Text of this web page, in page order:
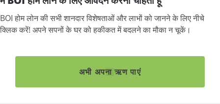
BOI होम लोन की सभी शानदार विशेषताओं और लाभों को जानने के लिए नीचे
क्लिक करें! अपने सपनों के घर को हकीकत में बदलने का मौका न चूकें।
अभी अपना ऋण पाएं